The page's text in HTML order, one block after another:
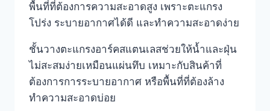
พื้นที่ที่ต้องการความสะอาดสูง เพราะตะแกรง
โปร่ง ระบายอากาศได้ดี และทำความสะอาดง่าย
ชั้นวางตะแกรงอาร์คสแตนเลสช่วยให้น้ำและฝุ่น
ไม่สะสมง่ายเหมือนแผ่นทึบ เหมาะกับสินค้าที่
ต้องการการระบายอากาศ หรือพื้นที่ที่ต้องล้าง
ทำความสะอาดบ่อย